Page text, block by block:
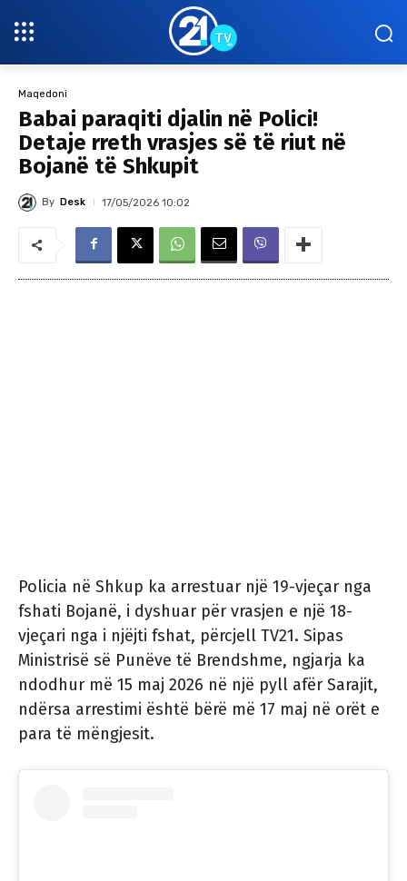
Maqedoni
Babai paraqiti djalin në Polici!
Detaje rreth vrasjes së të riut në
Bojanë të Shkupit
By Desk 17/05/2026 10:02
Policia në Shkup ka arrestuar një 19-vjeçar nga
fshati Bojanë, i dyshuar për vrasjen e një 18-
vjeçari nga i njëjti fshat, përcjell TV21. Sipas
Ministrisë së Punëve të Brendshme, ngjarja ka
ndodhur më 15 maj 2026 në një pyll afër Sarajit,
ndërsa arrestimi është bërë më 17 maj në orët e
para të mëngjesit.